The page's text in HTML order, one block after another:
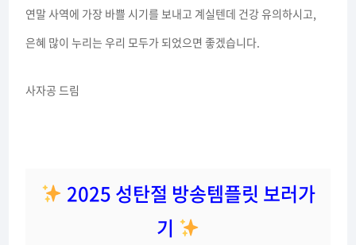
연말 사역에 가장 바쁠 시기를 보내고 계실텐데 건강 유의하시고,
은혜 많이 누리는 우리 모두가 되었으면 좋겠습니다.
사자공 드림
2025 성탄절 방송템플릿 보러가
기